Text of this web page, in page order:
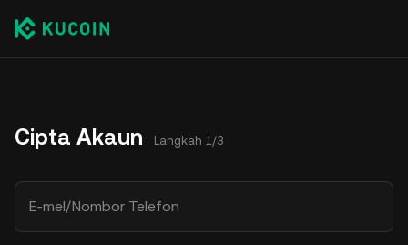
Cipta Akaun Langkah 1/3
E-mel/Nombor Telefon